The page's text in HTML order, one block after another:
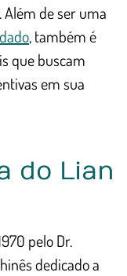
Além de ser uma
, também é
que buscam
em sua
do Lian
pelo Dr.
dedicado a